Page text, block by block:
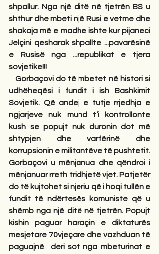
shpallur. Nga një ditë në tjetrën BS u
shthur dhe mbeti një Rusi e vetme dhe
shakaja më e madhe ishte kur pijaneci
Jelçini qesharak shpallte ...pavarësinë
e Rusisë nga ...republikat e tjera
sovjetike!!!
udhëheqësi i fundit i ish Bashkimit
Sovjetik. Që andej e tutje rrjedhja e
ngjarjeve nuk mund t’i kontrollonte
kush se popujt nuk duronin dot më
shtypjen dhe varfërinë dhe
korrupsionin e militantëve të pushtetit.
Gorbaçovi u mënjanua dhe qëndroi i
mënjanuar rreth tridhjetë vjet. Patjetër
do të kujtohet si njeriu që i hoqi tullën e
fundit të ndërtesës komuniste që u
shëmb nga një ditë në tjetrën. Popujt
kishin paguar haraçin e diktaturës
mesjetare 70vjeçare dhe vazhduan të
paguajnë  deri sot nga mbeturinat e